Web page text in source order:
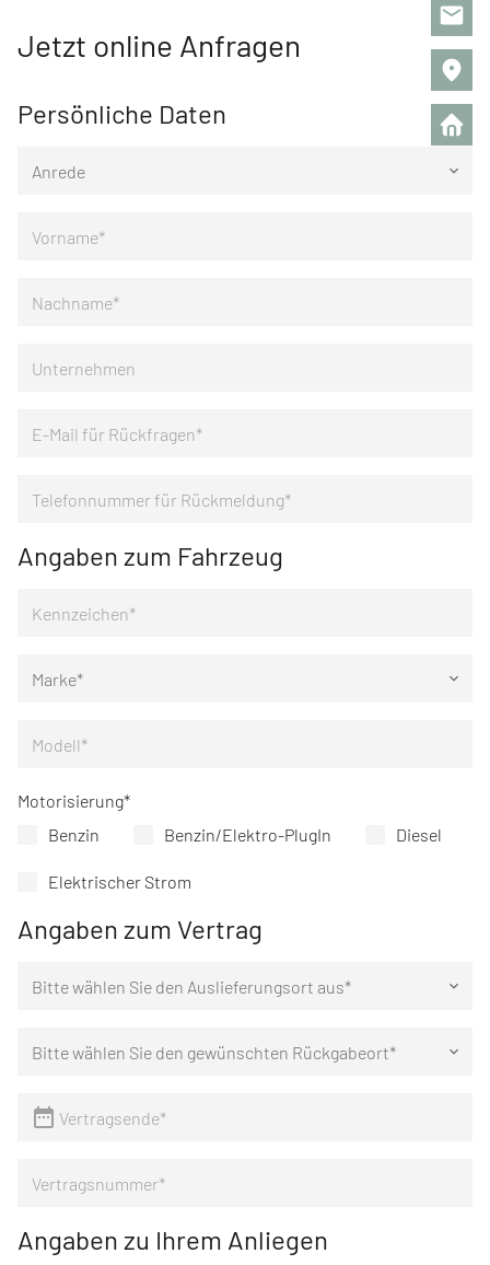
Jetzt online Anfragen
Persönliche Daten
Anrede keyboard_arrow_down
Angaben zum Fahrzeug
Marke* keyboard_arrow_down
Pflichtfeld
Motorisierung*
Benzin
Benzin/Elektro-PlugIn Diesel
Elektrischer Strom
Angaben zum Vertrag
Bitte wählen Sie den Auslieferungsort aus* keyboard_arrow_down
Bitte wählen Sie den gewünschten Rückgabeort* keyboard_arrow_down
Angaben zu Ihrem Anliegen